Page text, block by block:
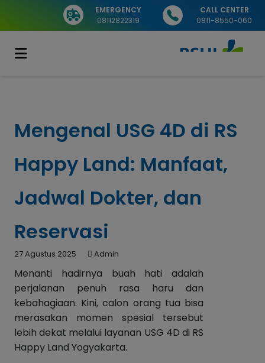
EMERGENCY
08112822319
CALL CENTER
0811-8550-060
Mengenal USG 4D di RS
Happy Land: Manfaat,
Jadwal Dokter, dan
Reservasi
27 Agustus 2025 Admin
Menanti hadirnya buah hati adalah
perjalanan penuh rasa haru dan
kebahagiaan. Kini, calon orang tua bisa
merasakan momen spesial tersebut
lebih dekat melalui layanan USG 4D di RS
Happy Land Yogyakarta.